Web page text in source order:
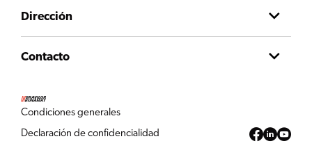
Dirección
Contacto
Condiciones generales
Declaración de confidencialidad